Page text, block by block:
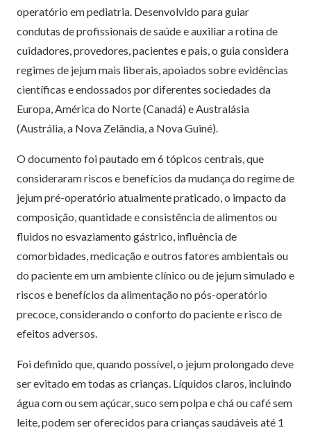
operatório em pediatria. Desenvolvido para guiar
condutas de profissionais de saúde e auxiliar a rotina de
cuidadores, provedores, pacientes e pais, o guia considera
regimes de jejum mais liberais, apoiados sobre evidências
científicas e endossados por diferentes sociedades da
Europa, América do Norte (Canadá) e Australásia
(Austrália, a Nova Zelândia, a Nova Guiné).
O documento foi pautado em 6 tópicos centrais, que
consideraram riscos e benefícios da mudança do regime de
jejum pré-operatório atualmente praticado, o impacto da
composição, quantidade e consistência de alimentos ou
fluidos no esvaziamento gástrico, influência de
comorbidades, medicação e outros fatores ambientais ou
do paciente em um ambiente clínico ou de jejum simulado e
riscos e benefícios da alimentação no pós-operatório
precoce, considerando o conforto do paciente e risco de
efeitos adversos.
Foi definido que, quando possível, o jejum prolongado deve
ser evitado em todas as crianças. Líquidos claros, incluindo
água com ou sem açúcar, suco sem polpa e chá ou café sem
leite, podem ser oferecidos para crianças saudáveis até 1